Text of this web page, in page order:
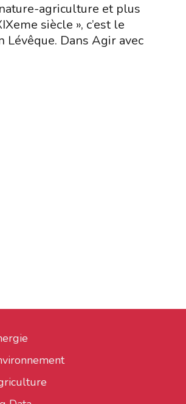
agriculture et plus
siècle », c’est le
Lévêque. Dans Agir avec